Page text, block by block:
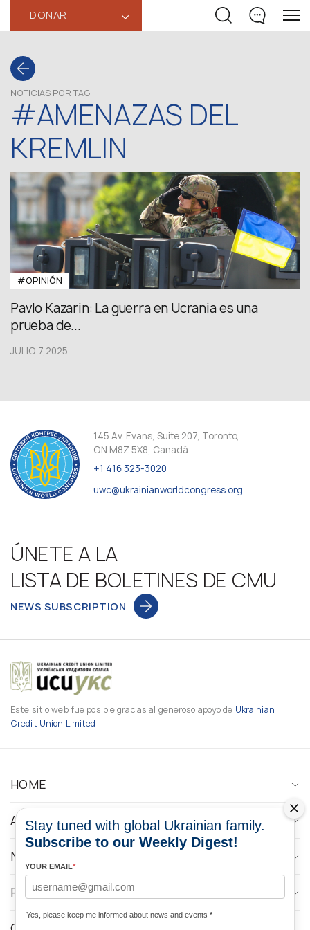
DONAR ‹
NOTICIAS POR TAG
#AMENAZAS DEL
KREMLIN
#OPINIÓN
Pavlo Kazarin: La guerra en Ucrania es una
prueba de...
JULIO 7,2025
145 Av. Evans, Suite 207, Toronto,
ON M8Z 5X8, Canadá
+1 416 323-3020
uwc@ukrainianworldcongress.org
ÚNETE A LA
LISTA DE BOLETINES DE CMU
NEWS SUBSCRIPTION
Este sitio web fue posible gracias al generoso apoyo de Ukrainian
Credit Union Limited
HOME
ABOUT
NEWS
PROGRAMS
Stay tuned with global Ukrainian family.
Subscribe to our Weekly Digest!
YOUR EMAIL*
Yes, please keep me informed about news and events *